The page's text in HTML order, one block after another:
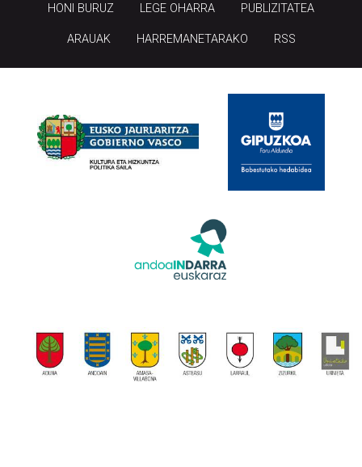
HONI BURUZ LEGE OHARRA PUBLIZITATEA
ARAUAK HARREMANETARAKO RSS